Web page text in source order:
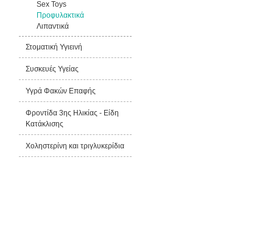
Sex Toys
Προφυλακτικά
Λιπαντικά
Στοματική Υγιεινή
Συσκευές Υγείας
Υγρά Φακών Επαφής
Φροντίδα 3ης Ηλικίας - Είδη
Κατάκλισης
Χοληστερίνη και τριγλυκερίδια